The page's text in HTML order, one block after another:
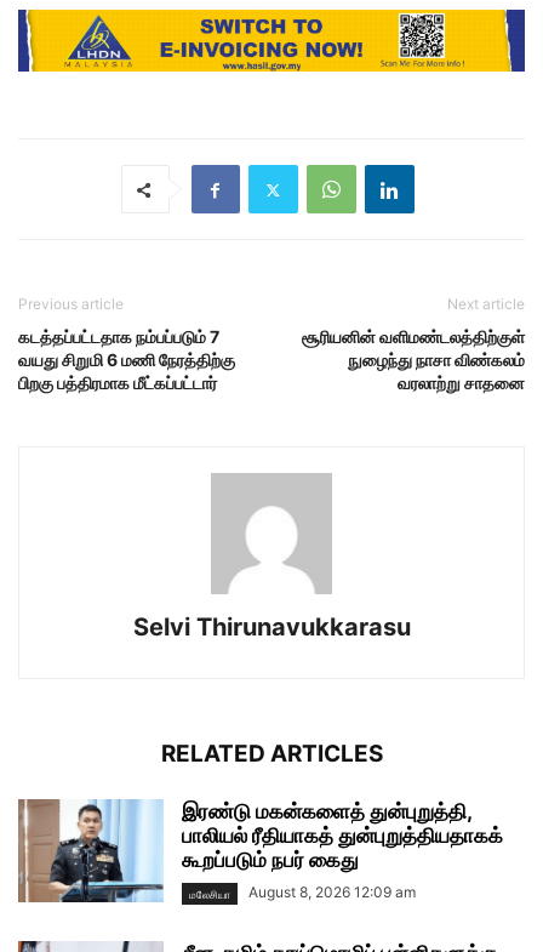
Previous article
கடத்தப்பட்டதாக நம்பப்படும் 7
வயது சிறுமி 6 மணி நேரத்திற்கு
பிறகு பத்திரமாக மீட்கப்பட்டார்
Next article
சூரியனின் வளிமண்டலத்திற்குள்
நுழைந்து நாசா விண்கலம்
வரலாற்று சாதனை
Selvi Thirunavukkarasu
RELATED ARTICLES
இரண்டு மகன்களைத் துன்புறுத்தி,
பாலியல் ரீதியாகத் துன்புறுத்தியதாகக்
கூறப்படும் நபர் கைது
மலேசியா August 8, 2026 12:09 am